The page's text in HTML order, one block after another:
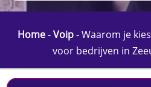
Home-Voip-Waarom je
voor bedrijven in